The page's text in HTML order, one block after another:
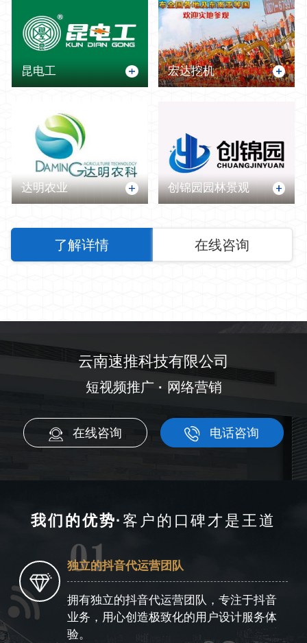
昆电工 宏达挖机
达明农业 创锦园园林景观
了解详情 在线咨询
云南速推科技有限公司
短视频推广 · 网络营销
在线咨询 电话咨询
我们的优势·客户的口碑才是王道
独立的抖音代运营团队
拥有独立的抖音代运营团队，专注于抖音
业务，用心创造极致化的用户设计服务体
验。